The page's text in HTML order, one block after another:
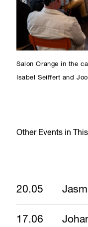
Salon Orange in the
Isabel Seiffert and
Other Events in
20.05
17.06